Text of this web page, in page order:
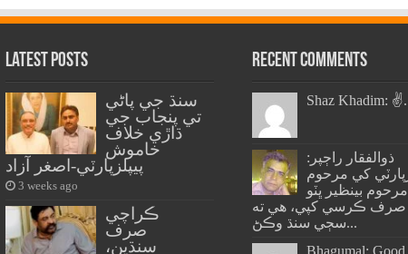
Latest Posts
سنڌ جي پاڻي
تي پنجاب جي
ڌاڙي خلاف
خاموش
پيپلزپارٽي-اصغر آزاد
3 weeks ago
ڪراچي
صرف
سنڌين،
Recent Comments
Shaz Khadim:
ذوالفقار راڄپر:
کي مرحوم
بينظير ڀٽو
صرف ڪرسي کپي، هي ته
سڄي سنڌ وڪڻ...
Bhagumal: